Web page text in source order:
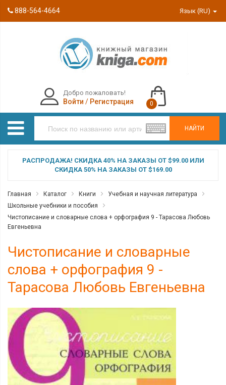
888-564-4664 Язык (RU)
НАЙТИ
Добро пожаловать!
Войти / Регистрация 0
РАСПРОДАЖА! СКИДКА 40% НА ЗАКАЗЫ ОТ $99.00 ИЛИ
СКИДКА 50% НА ЗАКАЗЫ ОТ $169.00
Главная Каталог Книги
Учебная и научная литература
Школьные учебники и пособия
Чистописание и словарные слова + орфография 9 - Тарасова Любовь
Евгеньевна
Чистописание и словарные
слова + орфография 9 -
Тарасова Любовь Евгеньевна